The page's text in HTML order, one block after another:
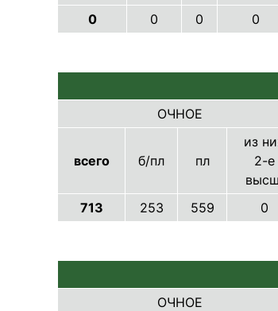
0
0 0 0
ОЧНОЕ
всего б/пл пл
из
2-е
713
253 559 0
ОЧНОЕ